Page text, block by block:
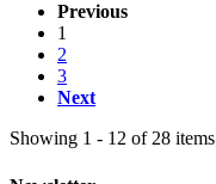
Previous
1
2
3
Next
Showing 1 - 12 of 28 items